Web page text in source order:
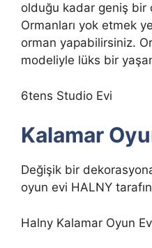
olduğu kadar geniş bir
Ormanları yok etmek
orman yapabilirsiniz.
modeliyle lüks bir
6tens Studio Evi
Kalamar
Değişik bir
oyun evi HALNY
Halny Kalamar Oyun Evi